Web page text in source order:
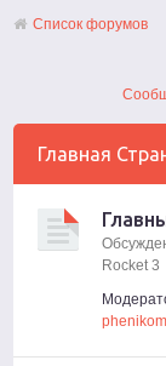
Список форумов
Главная
Rocket 3